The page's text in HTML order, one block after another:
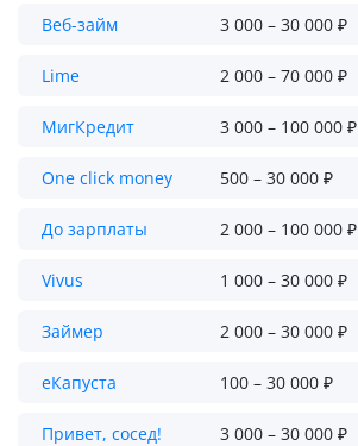
Веб-займ 3 000 – 30 000 ₽
Lime 2 000 – 70 000 ₽
МигКредит 3 000 – 100 000 ₽
One click money 500 – 30 000 ₽
До зарплаты 2 000 – 100 000 ₽
Vivus 1 000 – 30 000 ₽
Займер 2 000 – 30 000 ₽
еКапуста 100 – 30 000 ₽
Привет, сосед! 3 000 – 30 000 ₽